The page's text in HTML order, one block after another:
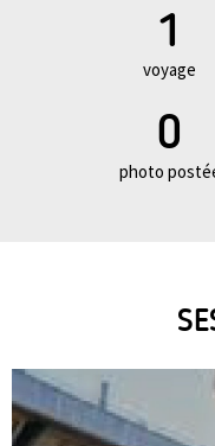
1
voyage
0
photo